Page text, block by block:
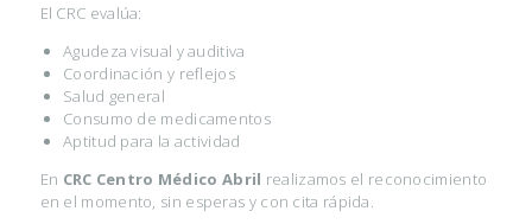
El CRC evalúa:
Agudeza visual y auditiva
Coordinación y reflejos
Salud general
Consumo de medicamentos
Aptitud para la actividad
En CRC Centro Médico Abril realizamos el reconocimiento
en el momento, sin esperas y con cita rápida.